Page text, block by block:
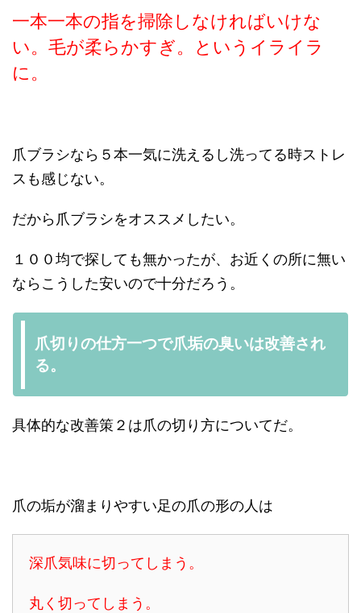
一本一本の指を掃除しなければいけな
い。毛が柔らかすぎ。というイライラ
に。
爪ブラシなら５本一気に洗えるし洗ってる時ストレ
スも感じない。
だから爪ブラシをオススメしたい。
１００均で探しても無かったが、お近くの所に無い
ならこうした安いので十分だろう。
爪切りの仕方一つで爪垢の臭いは改善され
る。
具体的な改善策２は爪の切り方についてだ。
爪の垢が溜まりやすい足の爪の形の人は
深爪気味に切ってしまう。
丸く切ってしまう。